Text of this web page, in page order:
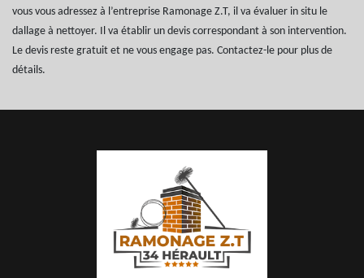
vous vous adressez à l’entreprise Ramonage Z.T, il va évaluer in situ le
dallage à nettoyer. Il va établir un devis correspondant à son intervention.
Le devis reste gratuit et ne vous engage pas. Contactez-le pour plus de
détails.